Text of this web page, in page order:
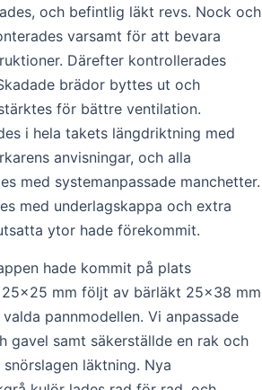
och befintlig läkt revs. Nock och
varsamt för att bevara
Därefter kontrollerades
brädor byttes ut och
för bättre ventilation.
i hela takets längdriktning med
anvisningar, och alla
med systemanpassade manchetter.
med underlagskappa och extra
ytor hade förekommit.
hade kommit på plats
mm följt av bärläkt 25×38 mm
pannmodellen. Vi anpassade
gavel samt säkerställde en rak och
läktning. Nya